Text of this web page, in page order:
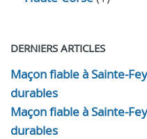
DERNIERS ARTICLES
Maçon fiable à Sainte-
durables
Maçon fiable à Sainte-
durables